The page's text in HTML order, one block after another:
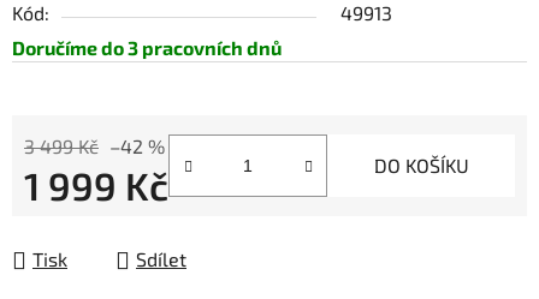
Kód:
49913
Doručíme do 3 pracovních dnů
3 499 Kč –42 %
1 999 Kč DO KOŠÍKU
Tisk Sdílet